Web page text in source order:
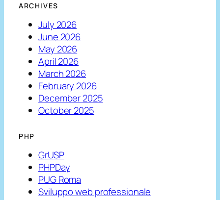
ARCHIVES
July 2026
June 2026
May 2026
April 2026
March 2026
February 2026
December 2025
October 2025
PHP
GrUSP
PHPDay
PUG Roma
Sviluppo web professionale